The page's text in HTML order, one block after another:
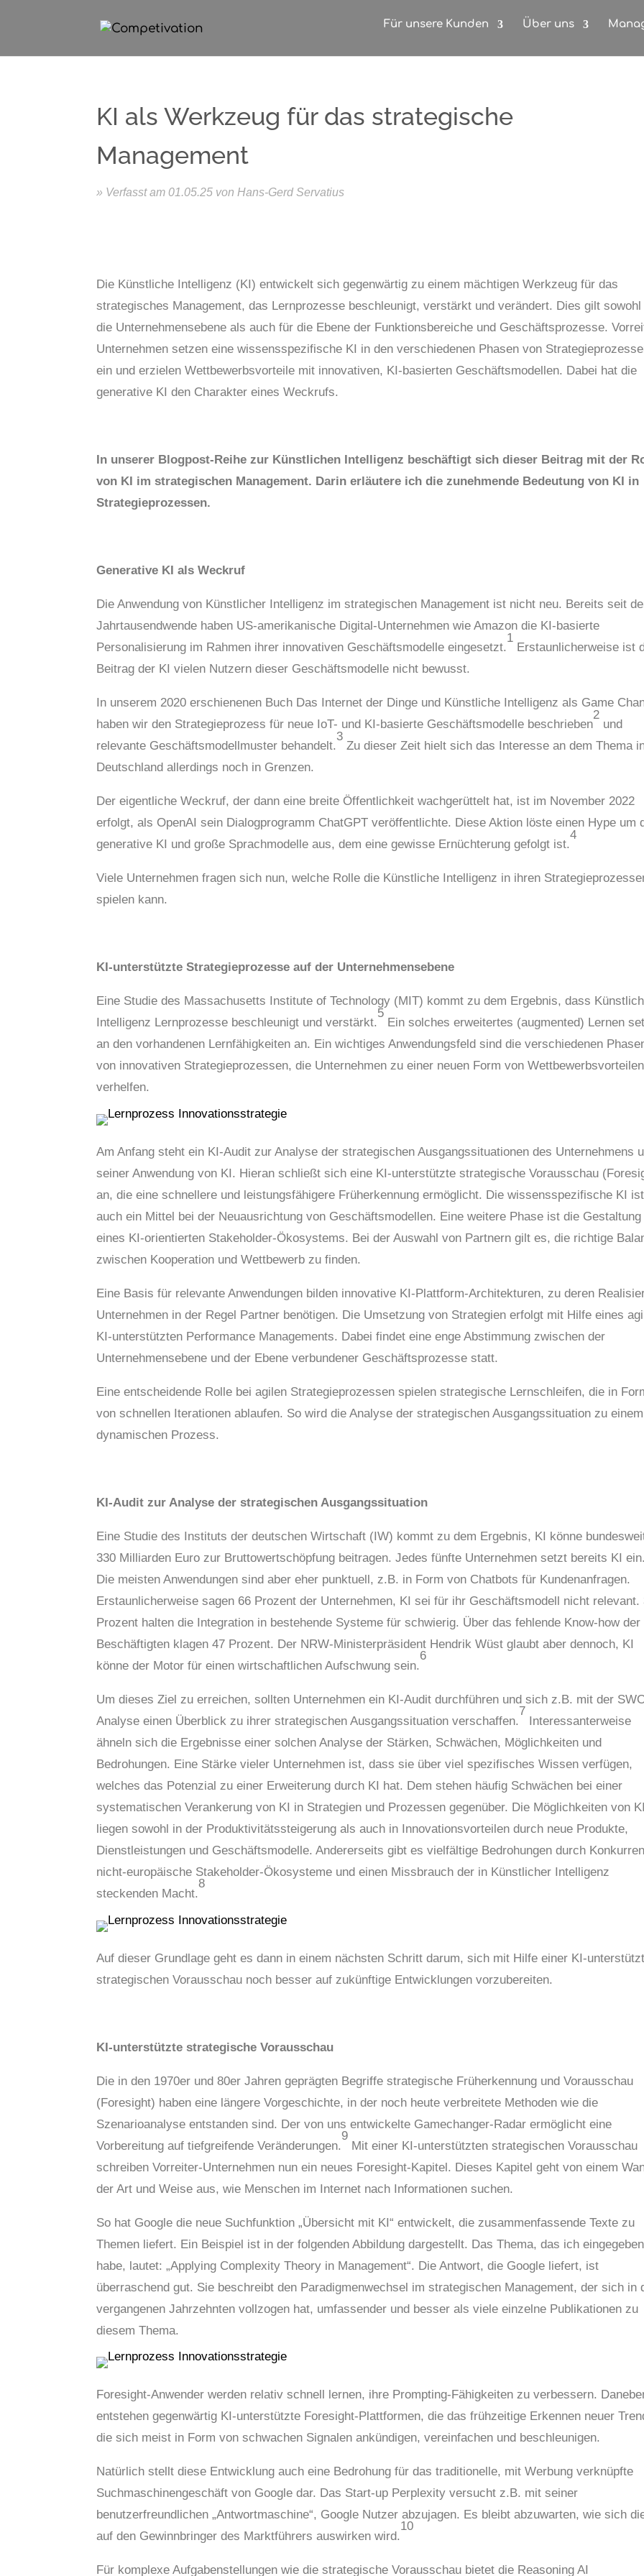
Für unsere Kunden Über uns
KI als Werkzeug für das strategische
Management
01.05.25
Die Künstliche Intelligenz (KI) entwickelt sich gegenwärtig zu einem mächtigen Werkzeug für das
strategisches Management, das Lernprozesse beschleunigt, verstärkt und verändert. Dies gilt sowohl
die Unternehmensebene als auch für die Ebene der Funktionsbereiche und Geschäftsprozesse.
Unternehmen setzen eine wissensspezifische KI in den verschiedenen Phasen von
ein und erzielen Wettbewerbsvorteile mit innovativen, KI-basierten Geschäftsmodellen. Dabei hat die
generative KI den Charakter eines Weckrufs.
In unserer Blogpost-Reihe zur Künstlichen Intelligenz beschäftigt sich dieser Beitrag mit der
von KI im strategischen Management. Darin erläutere ich die zunehmende Bedeutung von KI in
Strategieprozessen.
Generative KI als Weckruf
Die Anwendung von Künstlicher Intelligenz im strategischen Management ist nicht neu. Bereits seit
Jahrtausendwende haben US-amerikanische Digital-Unternehmen wie Amazon die KI-basierte
Personalisierung im Rahmen ihrer innovativen Geschäftsmodelle eingesetzt.
1
Erstaunlicherweise ist
Beitrag der KI vielen Nutzern dieser Geschäftsmodelle nicht bewusst.
In unserem 2020 erschienenen Buch Das Internet der Dinge und Künstliche Intelligenz als Game
haben wir den Strategieprozess für neue IoT- und KI-basierte Geschäftsmodelle beschrieben
2
und
relevante Geschäftsmodellmuster behandelt.
3
Zu dieser Zeit hielt sich das Interesse an dem Thema
Deutschland allerdings noch in Grenzen.
Der eigentliche Weckruf, der dann eine breite Öffentlichkeit wachgerüttelt hat, ist im November 2022
erfolgt, als OpenAI sein Dialogprogramm ChatGPT veröffentlichte. Diese Aktion löste einen Hype um
generative KI und große Sprachmodelle aus, dem eine gewisse Ernüchterung gefolgt ist.
4
Viele Unternehmen fragen sich nun, welche Rolle die Künstliche Intelligenz in ihren
spielen kann.
KI-unterstützte Strategieprozesse auf der Unternehmensebene
Eine Studie des Massachusetts Institute of Technology (MIT) kommt zu dem Ergebnis, dass
Intelligenz Lernprozesse beschleunigt und verstärkt.
5
Ein solches erweitertes (augmented) Lernen
an den vorhandenen Lernfähigkeiten an. Ein wichtiges Anwendungsfeld sind die verschiedenen
von innovativen Strategieprozessen, die Unternehmen zu einer neuen Form von Wettbewerbsvorteilen
verhelfen.
Am Anfang steht ein KI-Audit zur Analyse der strategischen Ausgangssituationen des Unternehmens
seiner Anwendung von KI. Hieran schließt sich eine KI-unterstützte strategische Vorausschau
an, die eine schnellere und leistungsfähigere Früherkennung ermöglicht. Die wissensspezifische KI ist
auch ein Mittel bei der Neuausrichtung von Geschäftsmodellen. Eine weitere Phase ist die Gestaltung
eines KI-orientierten Stakeholder-Ökosystems. Bei der Auswahl von Partnern gilt es, die richtige
zwischen Kooperation und Wettbewerb zu finden.
Eine Basis für relevante Anwendungen bilden innovative KI-Plattform-Architekturen, zu deren
Unternehmen in der Regel Partner benötigen. Die Umsetzung von Strategien erfolgt mit Hilfe eines
KI-unterstützten Performance Managements. Dabei findet eine enge Abstimmung zwischen der
Unternehmensebene und der Ebene verbundener Geschäftsprozesse statt.
Eine entscheidende Rolle bei agilen Strategieprozessen spielen strategische Lernschleifen, die in
von schnellen Iterationen ablaufen. So wird die Analyse der strategischen Ausgangssituation zu einem
dynamischen Prozess.
KI-Audit zur Analyse der strategischen Ausgangssituation
Eine Studie des Instituts der deutschen Wirtschaft (IW) kommt zu dem Ergebnis, KI könne
330 Milliarden Euro zur Bruttowertschöpfung beitragen. Jedes fünfte Unternehmen setzt bereits KI ein.
Die meisten Anwendungen sind aber eher punktuell, z.B. in Form von Chatbots für Kundenanfragen.
Erstaunlicherweise sagen 66 Prozent der Unternehmen, KI sei für ihr Geschäftsmodell nicht relevant.
Prozent halten die Integration in bestehende Systeme für schwierig. Über das fehlende Know-how der
Beschäftigten klagen 47 Prozent. Der NRW-Ministerpräsident Hendrik Wüst glaubt aber dennoch, KI
könne der Motor für einen wirtschaftlichen Aufschwung sein.
6
Um dieses Ziel zu erreichen, sollten Unternehmen ein KI-Audit durchführen und sich z.B. mit der
Analyse einen Überblick zu ihrer strategischen Ausgangssituation verschaffen.
7
Interessanterweise
ähneln sich die Ergebnisse einer solchen Analyse der Stärken, Schwächen, Möglichkeiten und
Bedrohungen. Eine Stärke vieler Unternehmen ist, dass sie über viel spezifisches Wissen verfügen,
welches das Potenzial zu einer Erweiterung durch KI hat. Dem stehen häufig Schwächen bei einer
systematischen Verankerung von KI in Strategien und Prozessen gegenüber. Die Möglichkeiten von KI
liegen sowohl in der Produktivitätssteigerung als auch in Innovationsvorteilen durch neue Produkte,
Dienstleistungen und Geschäftsmodelle. Andererseits gibt es vielfältige Bedrohungen durch
nicht-europäische Stakeholder-Ökosysteme und einen Missbrauch der in Künstlicher Intelligenz
steckenden Macht.
8
Auf dieser Grundlage geht es dann in einem nächsten Schritt darum, sich mit Hilfe einer KI-
strategischen Vorausschau noch besser auf zukünftige Entwicklungen vorzubereiten.
KI-unterstützte strategische Vorausschau
Die in den 1970er und 80er Jahren geprägten Begriffe strategische Früherkennung und Vorausschau
(Foresight) haben eine längere Vorgeschichte, in der noch heute verbreitete Methoden wie die
Szenarioanalyse entstanden sind. Der von uns entwickelte Gamechanger-Radar ermöglicht eine
Vorbereitung auf tiefgreifende Veränderungen.
9
Mit einer KI-unterstützten strategischen Vorausschau
schreiben Vorreiter-Unternehmen nun ein neues Foresight-Kapitel. Dieses Kapitel geht von einem
der Art und Weise aus, wie Menschen im Internet nach Informationen suchen.
So hat Google die neue Suchfunktion „Übersicht mit KI“ entwickelt, die zusammenfassende Texte zu
Themen liefert. Ein Beispiel ist in der folgenden Abbildung dargestellt. Das Thema, das ich eingegeben
habe, lautet: „Applying Complexity Theory in Management“. Die Antwort, die Google liefert, ist
überraschend gut. Sie beschreibt den Paradigmenwechsel im strategischen Management, der sich in
vergangenen Jahrzehnten vollzogen hat, umfassender und besser als viele einzelne Publikationen zu
diesem Thema.
Foresight-Anwender werden relativ schnell lernen, ihre Prompting-Fähigkeiten zu verbessern.
entstehen gegenwärtig KI-unterstützte Foresight-Plattformen, die das frühzeitige Erkennen neuer
die sich meist in Form von schwachen Signalen ankündigen, vereinfachen und beschleunigen.
Natürlich stellt diese Entwicklung auch eine Bedrohung für das traditionelle, mit Werbung verknüpfte
Suchmaschinengeschäft von Google dar. Das Start-up Perplexity versucht z.B. mit seiner
benutzerfreundlichen „Antwortmaschine“, Google Nutzer abzujagen. Es bleibt abzuwarten, wie sich
auf den Gewinnbringer des Marktführers auswirken wird.
10
Für komplexe Aufgabenstellungen wie die strategische Vorausschau bietet die Reasoning AI